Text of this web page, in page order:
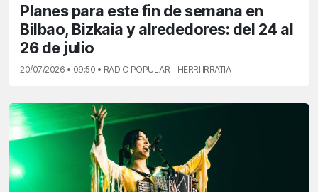
Planes para este fin de semana en
Bilbao, Bizkaia y alrededores: del 24 al
26 de julio
20/07/2026 • 09:50 • RADIO POPULAR - HERRI IRRATIA